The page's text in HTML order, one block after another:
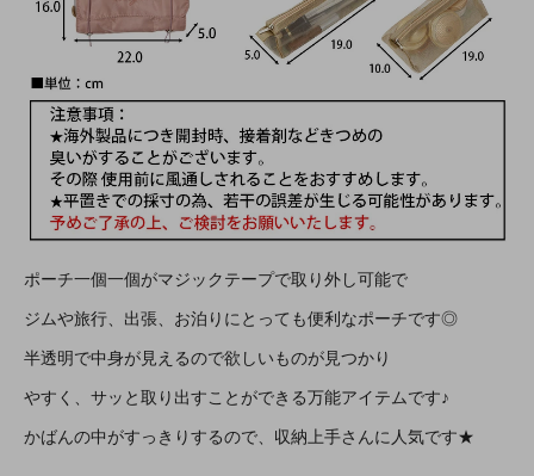
ポーチ一個一個がマジックテープで取り外し可能で
ジムや旅行、出張、お泊りにとっても便利なポーチです◎
半透明で中身が見えるので欲しいものが見つかり
やすく、サッと取り出すことができる万能アイテムです♪
かばんの中がすっきりするので、収納上手さんに人気です★